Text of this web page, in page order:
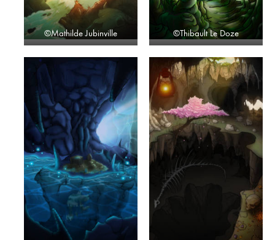
©Mathilde Jubinville ©Thibault Le Doze